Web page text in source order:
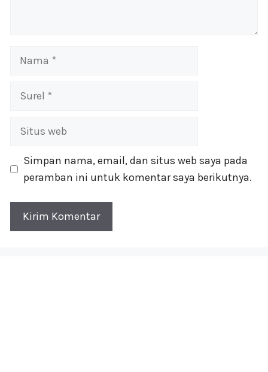
Nama
Surel
Situs
Simpan nama, email, dan situs web saya pada
peramban ini untuk komentar saya berikutnya.